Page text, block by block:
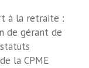
à la retraite :
de gérant de
la CPME